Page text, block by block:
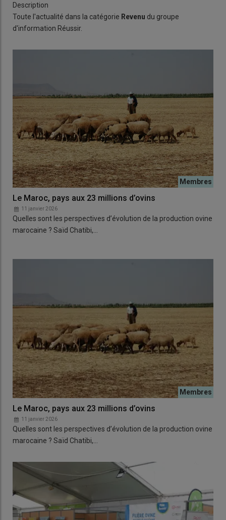
Description
Toute l'actualité dans la catégorie Revenu du groupe
d'information Réussir.
Le Maroc, pays aux 23 millions d’ovins
11 janvier 2026
Quelles sont les perspectives d’évolution de la production ovine
marocaine ? Saïd Chatibi,…
Le Maroc, pays aux 23 millions d’ovins
11 janvier 2026
Quelles sont les perspectives d’évolution de la production ovine
marocaine ? Saïd Chatibi,…